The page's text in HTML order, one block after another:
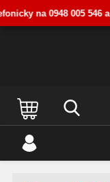
na 0948 005 546 a